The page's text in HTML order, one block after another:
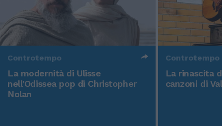
Controtempo
La modernità di Ulisse
nell'Odissea pop di Christopher
Nolan
Controtempo
La rinascita
canzoni di